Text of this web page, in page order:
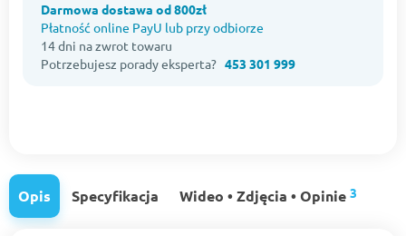
Darmowa dostawa od 800zł
Płatność online PayU lub przy odbiorze
14 dni na zwrot towaru
Potrzebujesz porady eksperta? 453 301 999
Opis Specyfikacja Wideo • Zdjęcia • Opinie 3